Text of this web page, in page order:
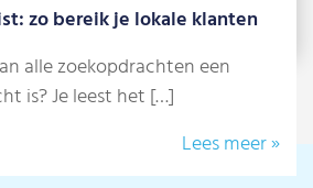
zo bereik je lokale klanten
alle zoekopdrachten een
is? Je leest het […]
Lees meer »